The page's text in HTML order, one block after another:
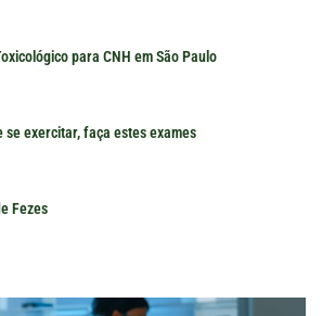
para CNH em São Paulo
se exercitar, faça estes exames
Fezes